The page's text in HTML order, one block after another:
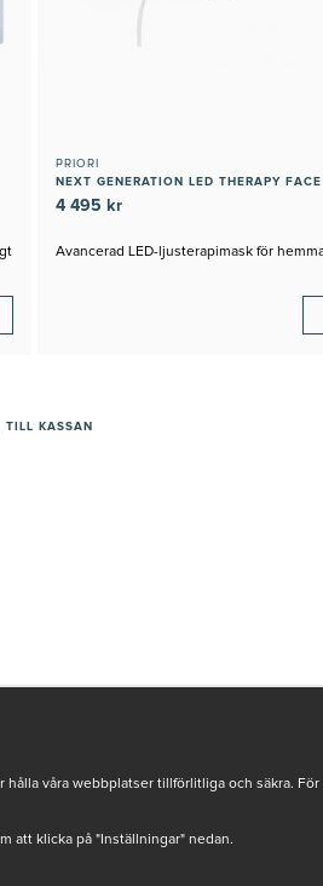
PRIORI
NEXT GENERATION LED THERAPY
4 495 kr
Avancerad LED-ljusterapimask för
TILL KASSAN
våra webbplatser tillförlitliga och säkra.
att klicka på "Inställningar" nedan.